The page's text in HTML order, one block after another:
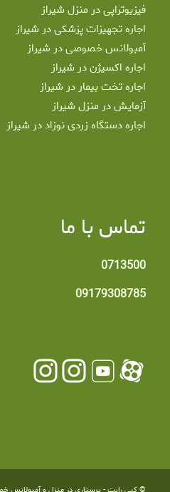
فیزیوتراپی در منزل شیراز
اجاره تجهیزات پزشکی در شیراز
آمبولانس خصوصی در شیراز
اجاره اکسیژن در شیراز
اجاره تخت بیمار در شیراز
آزمایش در منزل شیراز
اجاره دستگاه زردی نوزاد در شیراز
تماس با ما
0713500
09179308785